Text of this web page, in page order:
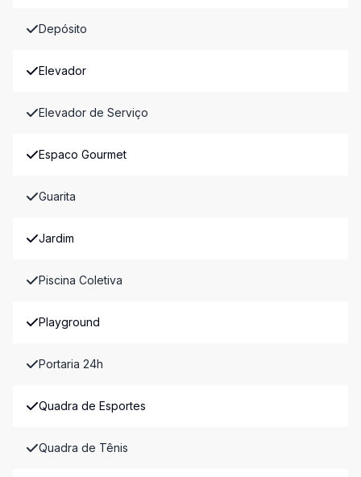
Depósito
Elevador
Elevador de Serviço
Espaco Gourmet
Guarita
Jardim
Piscina Coletiva
Playground
Portaria 24h
Quadra de Esportes
Quadra de Tênis